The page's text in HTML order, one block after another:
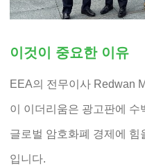
이것이 중요한 이유
EEA의 전무이사 Redwan
이 이더리움은 광고판에 수
글로벌 암호화폐 경제에
입니다.